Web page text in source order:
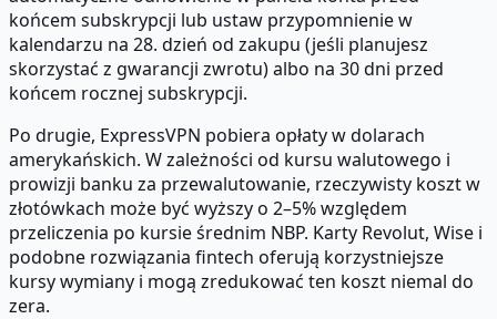
końcem subskrypcji lub ustaw przypomnienie w
kalendarzu na 28. dzień od zakupu (jeśli planujesz
skorzystać z gwarancji zwrotu) albo na 30 dni przed
końcem rocznej subskrypcji.
Po drugie, ExpressVPN pobiera opłaty w dolarach
amerykańskich. W zależności od kursu walutowego i
prowizji banku za przewalutowanie, rzeczywisty koszt w
złotówkach może być wyższy o 2–5% względem
przeliczenia po kursie średnim NBP. Karty Revolut, Wise i
podobne rozwiązania fintech oferują korzystniejsze
kursy wymiany i mogą zredukować ten koszt niemal do
zera.